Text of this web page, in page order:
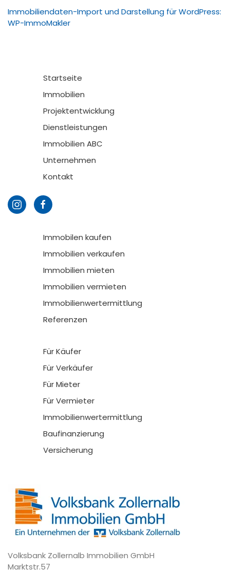
Immobiliendaten-Import und Darstellung für WordPress:
WP-ImmoMakler
Startseite
Immobilien
Projektentwicklung
Dienstleistungen
Immobilien ABC
Unternehmen
Kontakt
Immobilen kaufen
Immobilien verkaufen
Immobilien mieten
Immobilien vermieten
Immobilienwertermittlung
Referenzen
Für Käufer
Für Verkäufer
Für Mieter
Für Vermieter
Immobilienwertermittlung
Baufinanzierung
Versicherung
Volksbank Zollernalb Immobilien GmbH
Marktstr.57